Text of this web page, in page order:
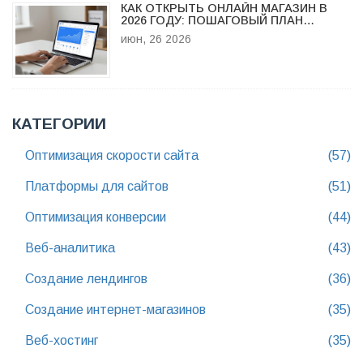
КАК ОТКРЫТЬ ОНЛАЙН МАГАЗИН В
2026 ГОДУ: ПОШАГОВЫЙ ПЛАН
ЗАПУСКА
июн, 26 2026
КАТЕГОРИИ
Оптимизация скорости сайта (57)
Платформы для сайтов (51)
Оптимизация конверсии (44)
Веб-аналитика (43)
Создание лендингов (36)
Создание интернет-магазинов (35)
Веб-хостинг (35)